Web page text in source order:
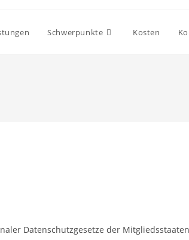
Schwerpunkte Kosten
Datenschutzgesetze der